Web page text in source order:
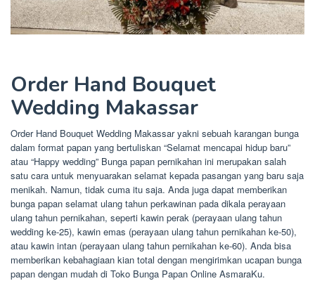
Order Hand Bouquet
Wedding Makassar
Order Hand Bouquet Wedding Makassar yakni sebuah karangan bunga
dalam format papan yang bertuliskan “Selamat mencapai hidup baru”
atau “Happy wedding” Bunga papan pernikahan ini merupakan salah
satu cara untuk menyuarakan selamat kepada pasangan yang baru saja
menikah. Namun, tidak cuma itu saja. Anda juga dapat memberikan
bunga papan selamat ulang tahun perkawinan pada dikala perayaan
ulang tahun pernikahan, seperti kawin perak (perayaan ulang tahun
wedding ke-25), kawin emas (perayaan ulang tahun pernikahan ke-50),
atau kawin intan (perayaan ulang tahun pernikahan ke-60). Anda bisa
memberikan kebahagiaan kian total dengan mengirimkan ucapan bunga
papan dengan mudah di Toko Bunga Papan Online AsmaraKu.